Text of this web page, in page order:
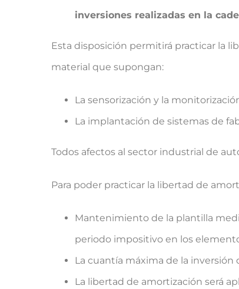
inversiones realizadas en la
Esta disposición permitirá practicar la
material que supongan:
La sensorización y la
La implantación de sistemas de
Todos afectos al sector industrial de
Para poder practicar la libertad de
Mantenimiento de la plantilla
periodo impositivo en los
La cuantía máxima de la
La libertad de amortización será